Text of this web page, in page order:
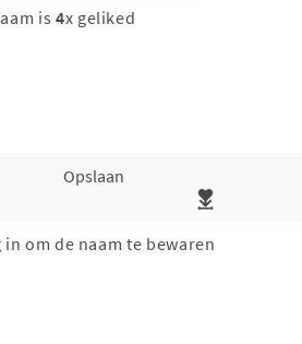
is 4x geliked
Opslaan
in om de naam te bewaren